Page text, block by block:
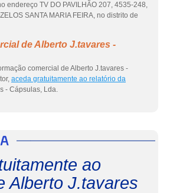
endereço TV DO PAVILHÃO 207, 4535-248,
SANTA MARIA FEIRA, no distrito de
de Alberto J.tavares -
comercial de Alberto J.tavares -
aceda gratuitamente ao relatório da
- Cápsulas, Lda.
ao
Alberto J.tavares